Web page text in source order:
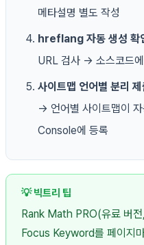
메타설명 별도 작성
hreflang 자동 생성 확
URL 검사 → 소스코드
사이트맵 언어별 분리
→ 언어별 사이트맵이
Console에 등록
💡 빅트리 팁
Rank Math PRO(유료 버
Focus Keyword를 페이지